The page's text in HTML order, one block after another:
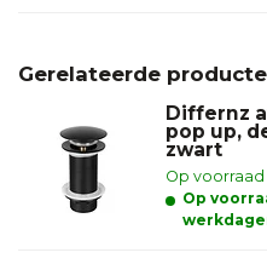
Gerelateerde
Differnz
pop up,
zwart
Op voorraad
Op